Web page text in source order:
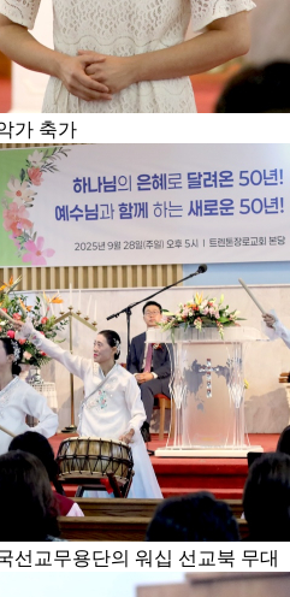
가 축가
선교무용단의 워십 선교북 무대